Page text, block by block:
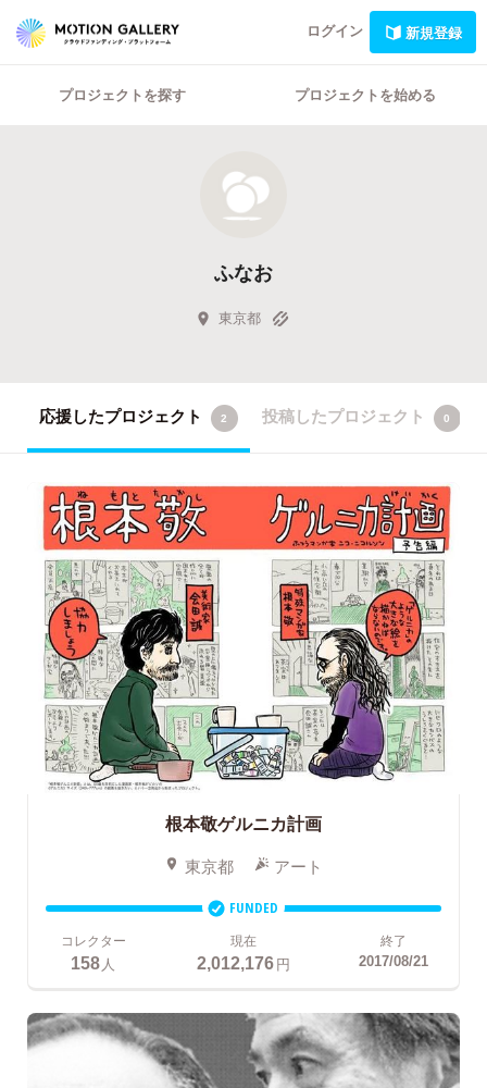
ログイン 新規登録
プロジェクトを探す プロジェクトを始める
ふなお
東京都
応援したプロジェクト 2 投稿したプロジェクト 0
根本敬ゲルニカ計画
東京都 アート
FUNDED
コレクター
158 人
現在
2,012,176円
終了
2017/08/21